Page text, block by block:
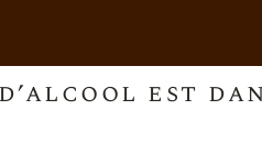
d’alcool est